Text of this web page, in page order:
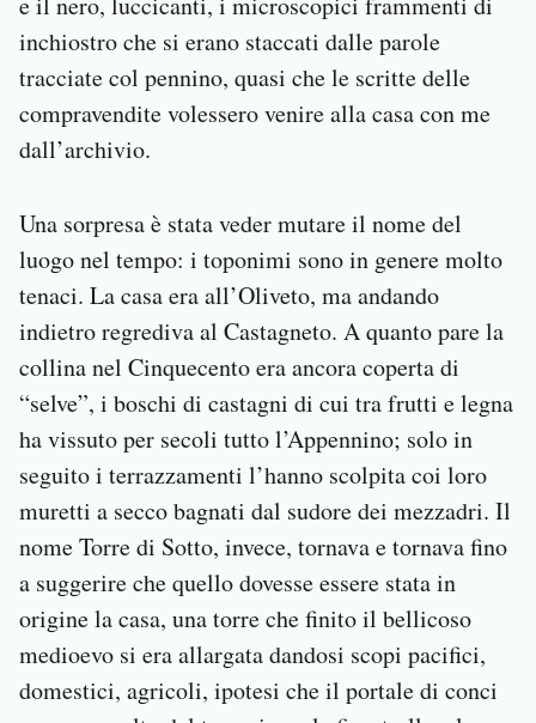
inchiostro che si erano staccati dalle parole
tracciate col pennino, quasi che le scritte delle
compravendite volessero venire alla casa con me
dall’archivio.
Una sorpresa è stata veder mutare il nome del
luogo nel tempo: i toponimi sono in genere molto
tenaci. La casa era all’Oliveto, ma andando
indietro regrediva al Castagneto. A quanto pare la
collina nel Cinquecento era ancora coperta di
“selve”, i boschi di castagni di cui tra frutti e legna
ha vissuto per secoli tutto l’Appennino; solo in
seguito i terrazzamenti l’hanno scolpita coi loro
muretti a secco bagnati dal sudore dei mezzadri. Il
nome Torre di Sotto, invece, tornava e tornava fino
a suggerire che quello dovesse essere stata in
origine la casa, una torre che finito il bellicoso
medioevo si era allargata dandosi scopi pacifici,
domestici, agricoli, ipotesi che il portale di conci